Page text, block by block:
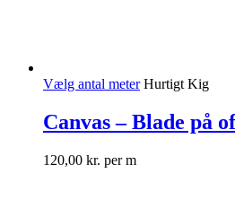
Vælg antal meter Hurtigt Kig
Canvas – Blade på
120,00 kr. per m